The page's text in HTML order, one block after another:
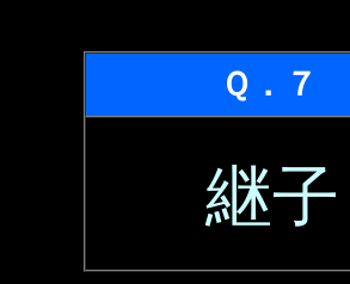
Ｑ．７
継子